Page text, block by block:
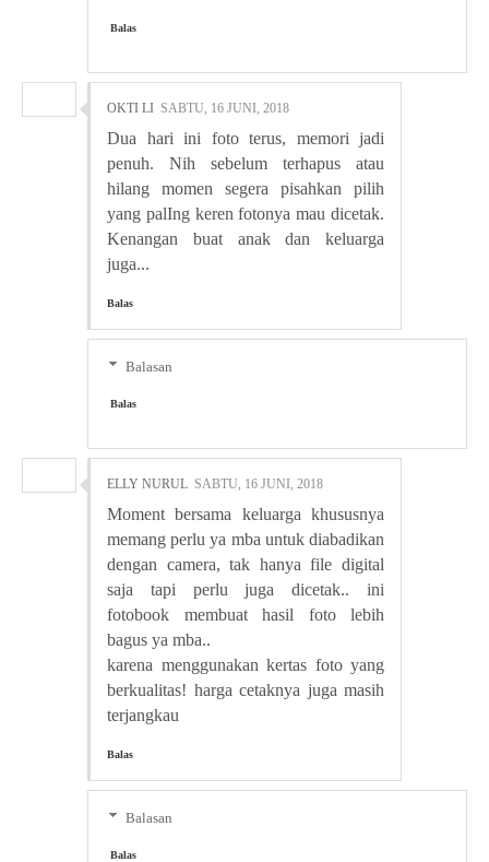
Balas
OKTI LI SABTU, 16 JUNI, 2018
Dua hari ini foto terus, memori jadi
penuh. Nih sebelum terhapus atau
hilang momen segera pisahkan pilih
yang palIng keren fotonya mau dicetak.
Kenangan buat anak dan keluarga
juga...
Balas
Balasan
Balas
ELLY NURUL SABTU, 16 JUNI, 2018
Moment bersama keluarga khususnya
memang perlu ya mba untuk diabadikan
dengan camera, tak hanya file digital
saja tapi perlu juga dicetak.. ini
fotobook membuat hasil foto lebih
bagus ya mba..
karena menggunakan kertas foto yang
berkualitas! harga cetaknya juga masih
terjangkau
Balas
Balasan
Balas